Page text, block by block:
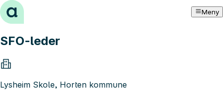
Hopp til innhold Meny
SFO-leder
Lysheim Skole, Horten kommune